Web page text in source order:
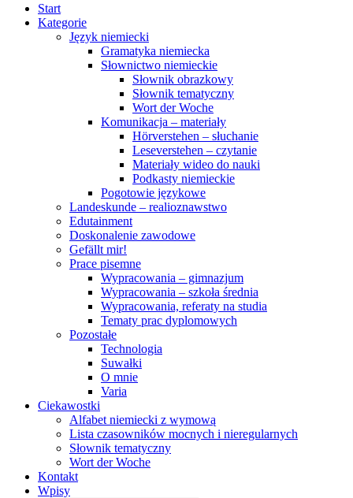
Start
Kategorie
Język niemiecki
Gramatyka niemiecka
Słownictwo niemieckie
Słownik obrazkowy
Słownik tematyczny
Wort der Woche
Komunikacja – materiały
Hörverstehen – słuchanie
Leseverstehen – czytanie
Materiały wideo do nauki
Podkasty niemieckie
Pogotowie językowe
Landeskunde – realioznawstwo
Edutainment
Doskonalenie zawodowe
Gefällt mir!
Prace pisemne
Wypracowania – gimnazjum
Wypracowania – szkoła średnia
Wypracowania, referaty na studia
Tematy prac dyplomowych
Pozostałe
Technologia
Suwałki
O mnie
Varia
Ciekawostki
Alfabet niemiecki z wymową
Lista czasowników mocnych i nieregularnych
Słownik tematyczny
Wort der Woche
Kontakt
Wpisy